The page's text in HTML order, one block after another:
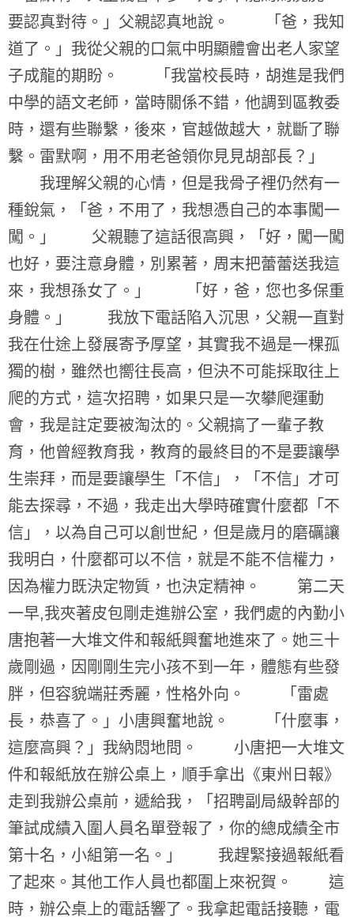
要認真對待。」父親認真地說。 「爸，我知
道了。」我從父親的口氣中明顯體會出老人家望
子成龍的期盼。 「我當校長時，胡進是我們
中學的語文老師，當時關係不錯，他調到區教委
時，還有些聯繫，後來，官越做越大，就斷了聯
繫。雷默啊，用不用老爸領你見見胡部長？」
我理解父親的心情，但是我骨子裡仍然有一
種銳氣，「爸，不用了，我想憑自己的本事闖一
闖。」 父親聽了這話很高興，「好，闖一闖
也好，要注意身體，別累著，周末把蕾蕾送我這
來，我想孫女了。」 「好，爸，您也多保重
身體。」 我放下電話陷入沉思，父親一直對
我在仕途上發展寄予厚望，其實我不過是一棵孤
獨的樹，雖然也嚮往長高，但決不可能採取往上
爬的方式，這次招聘，如果只是一次攀爬運動
會，我是註定要被淘汰的。父親搞了一輩子教
育，他曾經教育我，教育的最終目的不是要讓學
生崇拜，而是要讓學生「不信」，「不信」才可
能去探尋，不過，我走出大學時確實什麼都「不
信」，以為自己可以創世紀，但是歲月的磨礪讓
我明白，什麼都可以不信，就是不能不信權力，
因為權力既決定物質，也決定精神。 第二天
一早,我夾著皮包剛走進辦公室，我們處的內勤小
唐抱著一大堆文件和報紙興奮地進來了。她三十
歲剛過，因剛剛生完小孩不到一年，體態有些發
胖，但容貌端莊秀麗，性格外向。 「雷處
長，恭喜了。」小唐興奮地說。 「什麼事，
這麼高興？」我納悶地問。 小唐把一大堆文
件和報紙放在辦公桌上，順手拿出《東州日報》
走到我辦公桌前，遞給我，「招聘副局級幹部的
筆試成績入圍人員名單登報了，你的總成績全市
第十名，小組第一名。」 我趕緊接過報紙看
了起來。其他工作人員也都圍上來祝賀。 這
時，辦公桌上的電話響了。我拿起電話接聽，電